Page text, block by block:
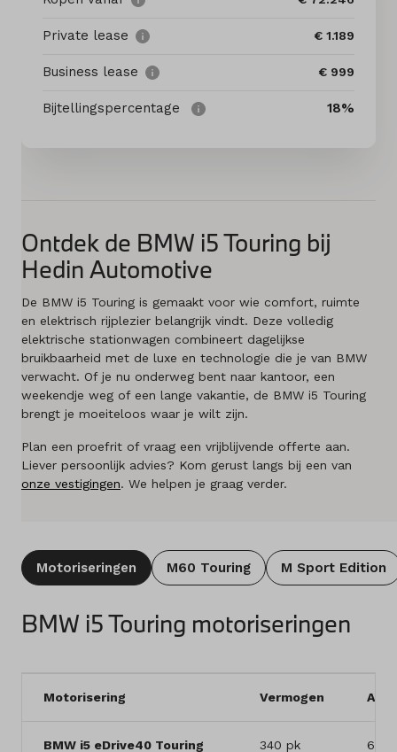
Diensten
Mijn account
Vergelijken
Vestigingen
Merken
Diensten
Land
Nederland
Private lease € 1.189
Business lease € 999
Bijtellingspercentage 18%
Ontdek de BMW i5 Touring bij
Hedin Automotive
De BMW i5 Touring is gemaakt voor wie comfort, ruimte
en elektrisch rijplezier belangrijk vindt. Deze volledig
elektrische stationwagen combineert dagelijkse
bruikbaarheid met de luxe en technologie die je van BMW
verwacht. Of je nu onderweg bent naar kantoor, een
weekendje weg of een lange vakantie, de BMW i5 Touring
brengt je moeiteloos waar je wilt zijn.
Plan een proefrit of vraag een vrijblijvende offerte aan.
Liever persoonlijk advies? Kom gerust langs bij een van
onze vestigingen. We helpen je graag verder.
Motoriseringen M60 Touring M Sport Edition
BMW i5 Touring motoriseringen
Motorisering Vermogen
BMW i5 eDrive40 Touring 340 pk 6,1